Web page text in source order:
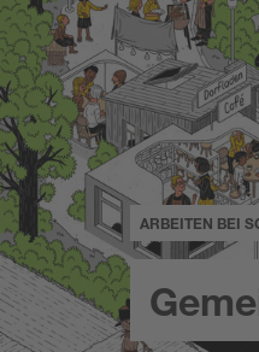
ARBEITEN BEI